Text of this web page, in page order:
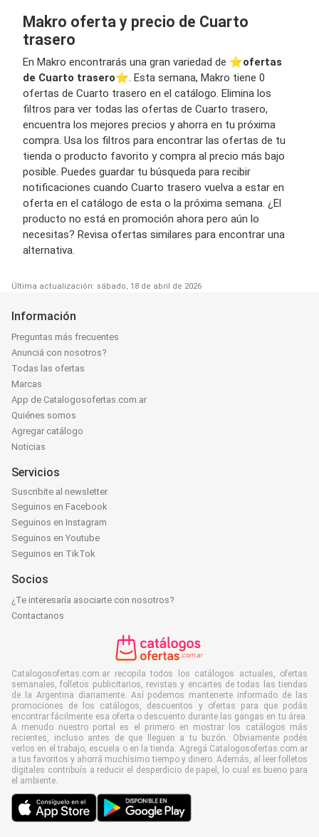
Makro oferta y precio de Cuarto
trasero
En Makro encontrarás una gran variedad de ⭐️ofertas
de Cuarto trasero⭐️. Esta semana, Makro tiene 0
ofertas de Cuarto trasero en el catálogo. Elimina los
filtros para ver todas las ofertas de Cuarto trasero,
encuentra los mejores precios y ahorra en tu próxima
compra. Usa los filtros para encontrar las ofertas de tu
tienda o producto favorito y compra al precio más bajo
posible. Puedes guardar tu búsqueda para recibir
notificaciones cuando Cuarto trasero vuelva a estar en
oferta en el catálogo de esta o la próxima semana. ¿El
producto no está en promoción ahora pero aún lo
necesitas? Revisa ofertas similares para encontrar una
alternativa.
Última actualización: sábado, 18 de abril de 2026
Información
Preguntas más frecuentes
Anunciá con nosotros?
Todas las ofertas
Marcas
App de Catalogosofertas.com.ar
Quiénes somos
Agregar catálogo
Noticias
Servicios
Suscribite al newsletter
Seguinos en Facebook
Seguinos en Instagram
Seguinos en Youtube
Seguinos en TikTok
Socios
¿Te interesaría asociarte con nosotros?
Contactanos
Catalogosofertas.com.ar recopila todos los catálogos actuales, ofertas
semanales, folletos publicitarios, revistas y encartes de todas las tiendas
de la Argentina diariamente. Así podemos mantenerte informado de las
promociones de los catálogos, descuentos y ofertas para que podás
encontrar fácilmente esa oferta o descuento durante las gangas en tu área.
A menudo nuestro portal es el primero en mostrar los catálogos más
recientes, incluso antes de que lleguen a tu buzón. Obviamente podés
verlos en el trabajo, escuela o en la tienda. Agregá Catalogosofertas.com.ar
a tus favoritos y ahorrá muchísimo tiempo y dinero. Además, al leer folletos
digitales contribuís a reducir el desperdicio de papel, lo cual es bueno para
el ambiente.